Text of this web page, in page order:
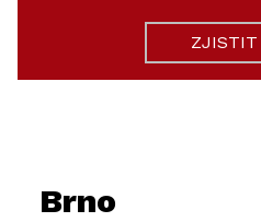
ZJISTIT
Brno